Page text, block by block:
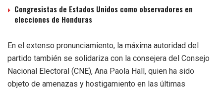
Congresistas de Estados Unidos como observadores en
elecciones de Honduras
En el extenso pronunciamiento, la máxima autoridad del
partido también se solidariza con la consejera del Consejo
Nacional Electoral (CNE), Ana Paola Hall, quien ha sido
objeto de amenazas y hostigamiento en las últimas